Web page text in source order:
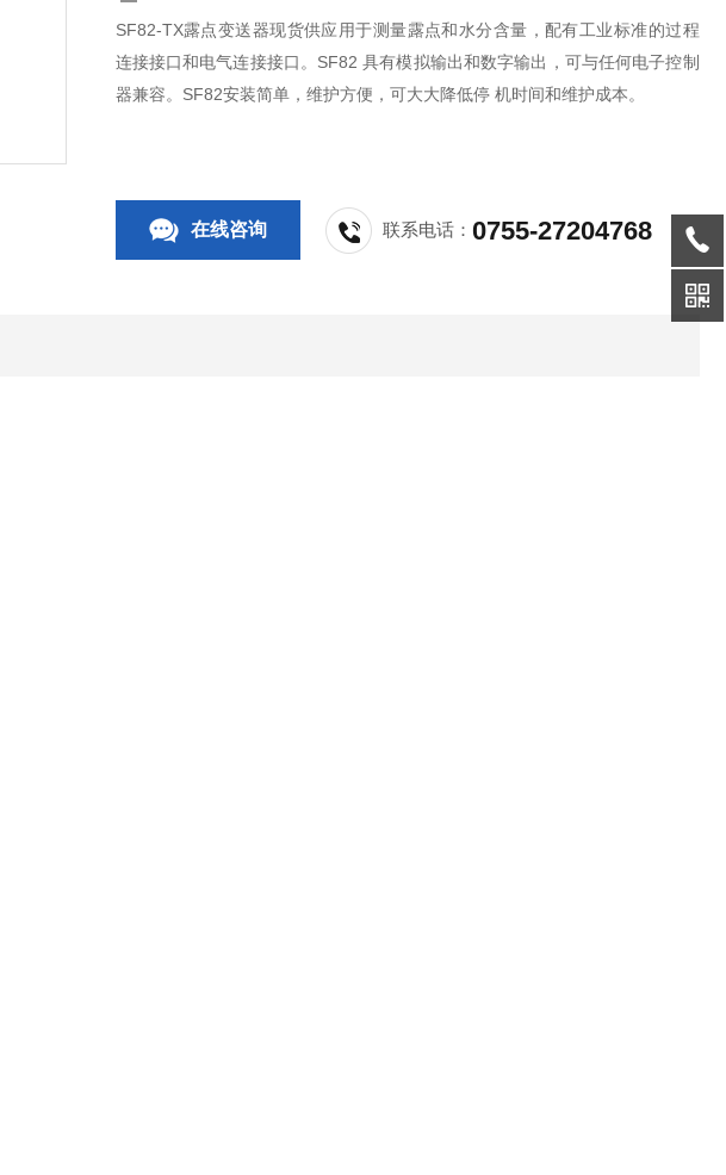
SF82-TX露点变送器现货供应用于测量露点和水分含量，配有工业标准的过程
连接接口和电气连接接口。SF82 具有模拟输出和数字输出，可与任何电子控制
器兼容。SF82安装简单，维护方便，可大大降低停 机时间和维护成本。
在线咨询 联系电话：0755-27204768